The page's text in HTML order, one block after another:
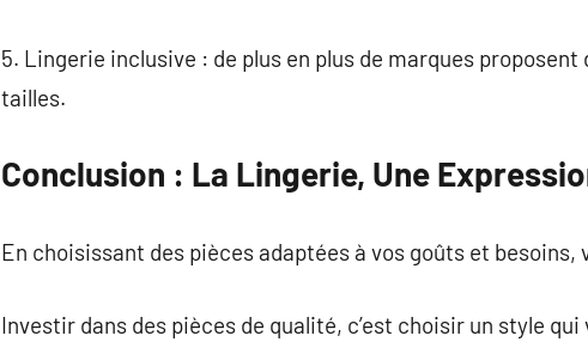
5. Lingerie inclusive : de plus en plus de marques
tailles.
Conclusion : La Lingerie, Une
En choisissant des pièces adaptées à vos goûts et
Investir dans des pièces de qualité, c’est choisir un style